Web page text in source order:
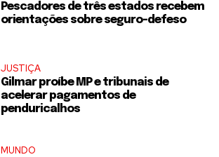
Pescadores de três estados recebem
orientações sobre seguro-defeso
JUSTIÇA
Gilmar proíbe MP e tribunais de
acelerar pagamentos de
penduricalhos
MUNDO